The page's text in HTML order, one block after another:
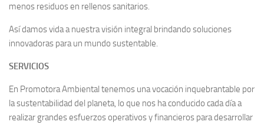
menos residuos en rellenos sanitarios.
Así damos vida a nuestra visión integral brindando soluciones
innovadoras para un mundo sustentable.
SERVICIOS
En Promotora Ambiental tenemos una vocación inquebrantable por
la sustentabilidad del planeta, lo que nos ha conducido cada día a
realizar grandes esfuerzos operativos y financieros para desarrollar